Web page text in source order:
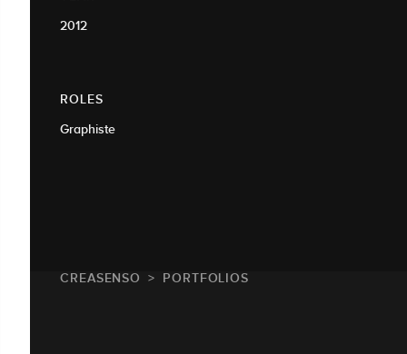
2012
ROLES
Graphiste
CREASENSO PORTFOLIOS